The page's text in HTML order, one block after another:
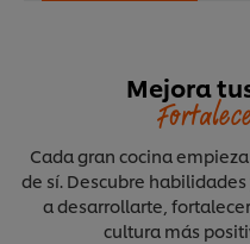
Mejora
Cada gran cocina
de sí. Descubre
a desarrollarte,
cultura más